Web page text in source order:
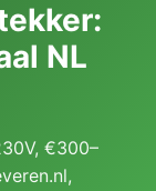
NL
€300–